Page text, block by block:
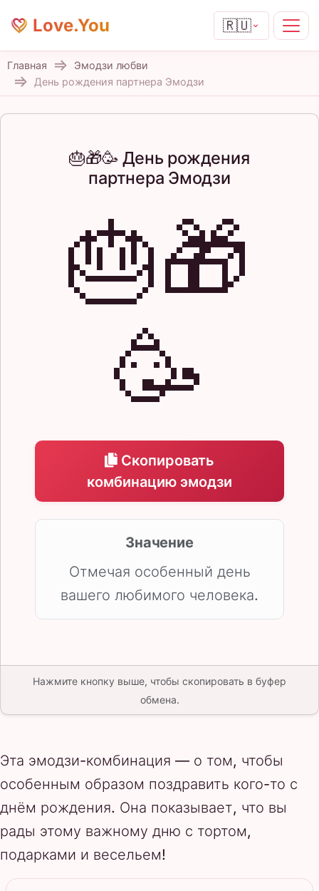
Love.You 🇷🇺
Главная
Эмодзи любви
День рождения партнера Эмодзи
🎂🎁🥳 День рождения
партнера Эмодзи
🎂🎁
🥳
Скопировать
комбинацию эмодзи
Значение
Отмечая особенный день
вашего любимого человека.
Нажмите кнопку выше, чтобы скопировать в буфер
обмена.
Эта эмодзи-комбинация — о том, чтобы
особенным образом поздравить кого-то с
днём рождения. Она показывает, что вы
рады этому важному дню с тортом,
подарками и весельем!